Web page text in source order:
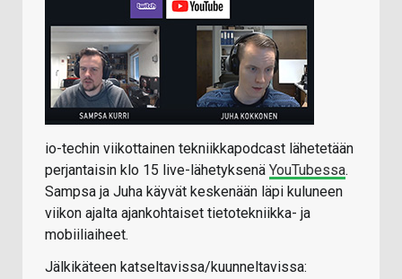
io-techin viikottainen tekniikkapodcast lähetetään
perjantaisin klo 15 live-lähetyksenä YouTubessa.
Sampsa ja Juha käyvät keskenään läpi kuluneen
viikon ajalta ajankohtaiset tietotekniikka- ja
mobiiliaiheet.
Jälkikäteen katseltavissa/kuunneltavissa: